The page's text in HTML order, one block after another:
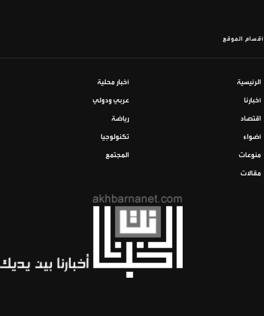
أقسام الموقع
الرئيسية أخبار محلية
أخبارنا عربي ودولي
اقتصاد رياضة
أضواء تكنولوجيا
منوعات المجتمع
مقالات